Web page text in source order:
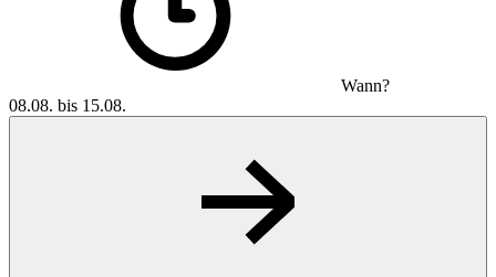
Wann?
08.08. bis 15.08.